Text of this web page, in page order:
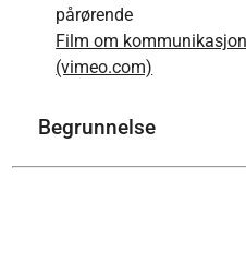
pårørende
Film om
(vimeo.com)
Begrunnelse